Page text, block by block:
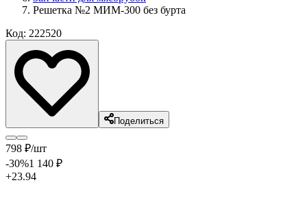
Решетка №2 МИМ-300 без бурта
Код: 222520
Поделиться
798 ₽/шт
-30%1 140 ₽
+23.94